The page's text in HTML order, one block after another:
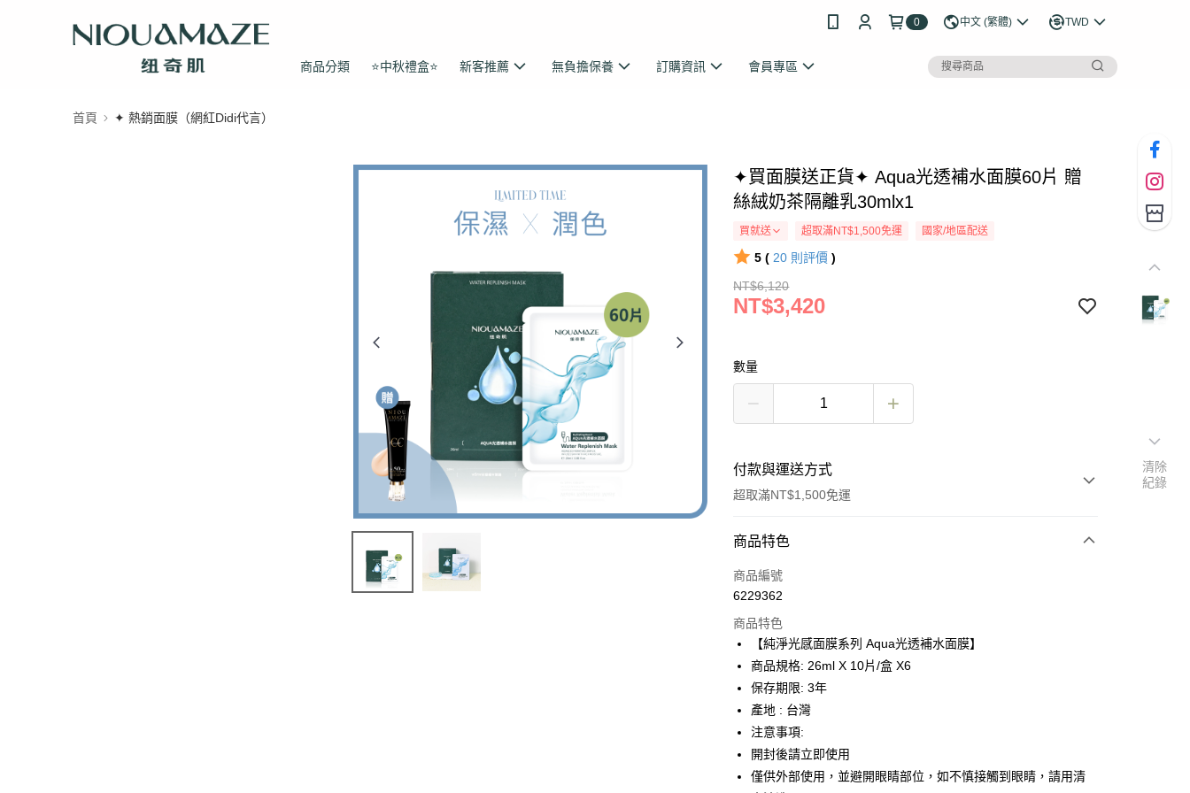
0 中文 (繁體) TWD
商品分類 ⭐中秋禮盒⭐ 新客推薦 無負擔保養 訂購資訊 會員專區
首頁 ✦ 熱銷面膜（網紅Didi代言）
✦買面膜送正貨✦ Aqua光透補水面膜60片 贈
絲絨奶茶隔離乳30mlx1
買就送 超取滿NT$1,500免運 國家/地區配送
5 ( 20 則評價 )
NT$6,120
NT$3,420
數量
付款與運送方式
超取滿NT$1,500免運
付款方式
信用卡一次付款
LINE Pay
Apple Pay
街口支付
悠遊付
商品特色
商品編號
6229362
商品特色
【純淨光感面膜系列 Aqua光透補水面膜】
商品規格: 26ml X 10片/盒 X6
保存期限: 3年
產地 : 台灣
注意事項:
開封後請立即使用
僅供外部使用，並避開眼睛部位，如不慎接觸到眼睛，請用清
清除
紀錄